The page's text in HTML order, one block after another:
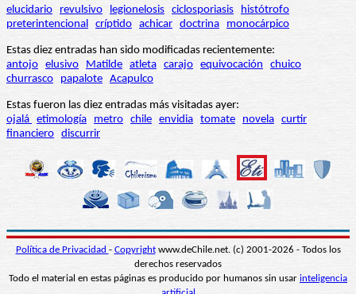
elucidario
revulsivo legionelosis ciclosporiasis
histótrofo
preterintencional críptido achicar doctrina monocárpico
Estas diez entradas han sido modificadas recientemente:
antojo elusivo Matilde atleta carajo equivocación
chuico
churrasco
papalote Acapulco
Estas fueron las diez entradas más visitadas ayer:
ojalá etimología metro chile envidia tomate novela curtir
financiero discurrir
Política de Privacidad - Copyrightwww.deChile.net. (c) 2001-2026 - Todos los
derechos reservados
Todo el material en estas páginas es producido por humanos sin usar inteligencia